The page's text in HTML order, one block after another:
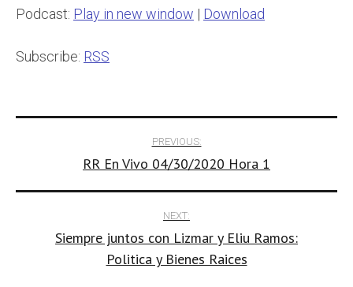
Podcast: Play in new window | Download
Subscribe: RSS
navigation
PREVIOUS:
RR En Vivo 04/30/2020 Hora 1
NEXT:
Siempre juntos con Lizmar y Eliu Ramos:
Politica y Bienes Raices